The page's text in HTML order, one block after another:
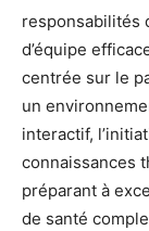
responsabilités
d’équipe
centrée sur le
un
interactif,
connaissances
préparant à
de santé